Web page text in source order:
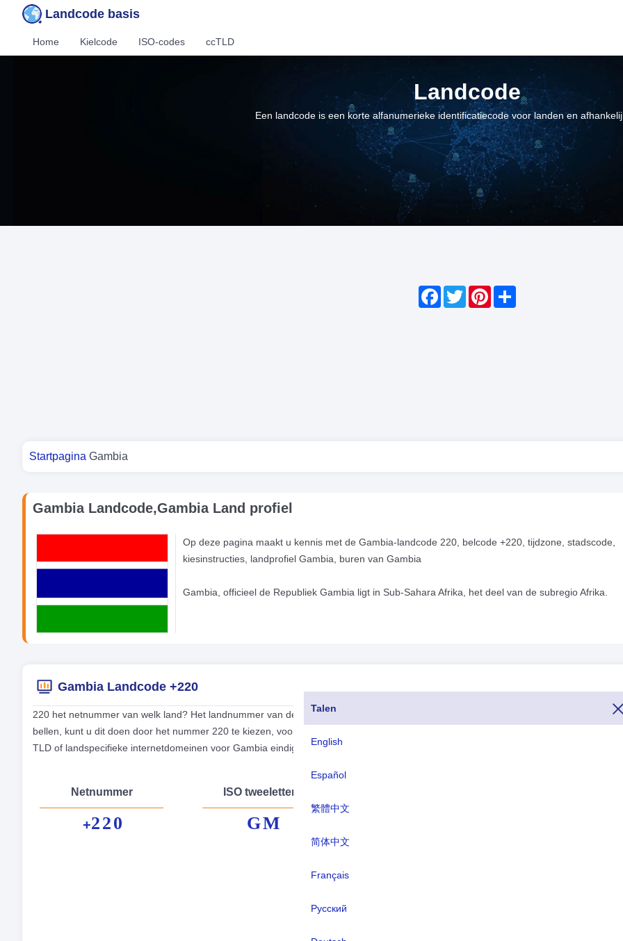
Landcode basis
Talen
English
Español
繁體中文
简体中文
Français
Русский
Home Kielcode ISO-codes ccTLD
Landcode
Een landcode is een korte alfanumerieke identificatiecode voor landen en
Facebook
Twitter
Pinterest
Share
Je bent hier
Startpagina Gambia
Gambia Landcode,Gambia Land profiel
Op deze pagina maakt u kennis met de Gambia-landcode 220, belcode +220, tijdzone, stadscode,
kiesinstructies, landprofiel Gambia, buren van Gambia
Gambia, officieel de Republiek Gambia ligt in Sub-Sahara Afrika, het deel van de subregio Afrika.
Gambia Landcode +220
220 het netnummer van welk land? Het landnummer van de telefoon van Gambia is het nummer 220. Als u Gambia vanuit een ander
bellen, kunt u dit doen door het nummer 220 te kiezen, voor het hele telefoonnummer van Gambia begint met +220). Het
TLD of landspecifieke internetdomeinen voor Gambia eindigen op .gm en de valutanaam van Gambia is Dalasi(GMD).
Netnummer
+220
ISO tweeletterig
GM
Formele naam: